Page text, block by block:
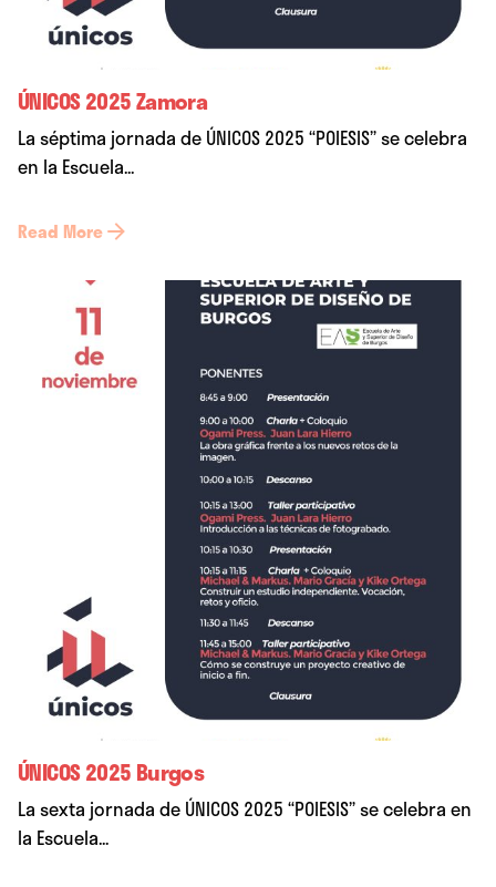
ÚNICOS 2025 Zamora
La séptima jornada de ÚNICOS 2025 “POIESIS” se celebra
en la Escuela...
Read More
ÚNICOS 2025 Burgos
La sexta jornada de ÚNICOS 2025 “POIESIS” se celebra en
la Escuela...